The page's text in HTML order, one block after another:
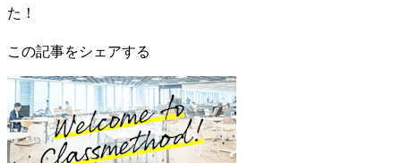
た！
この記事をシェアする